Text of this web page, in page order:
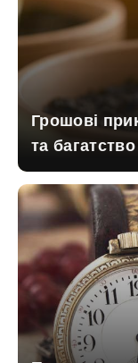
Грошові
та